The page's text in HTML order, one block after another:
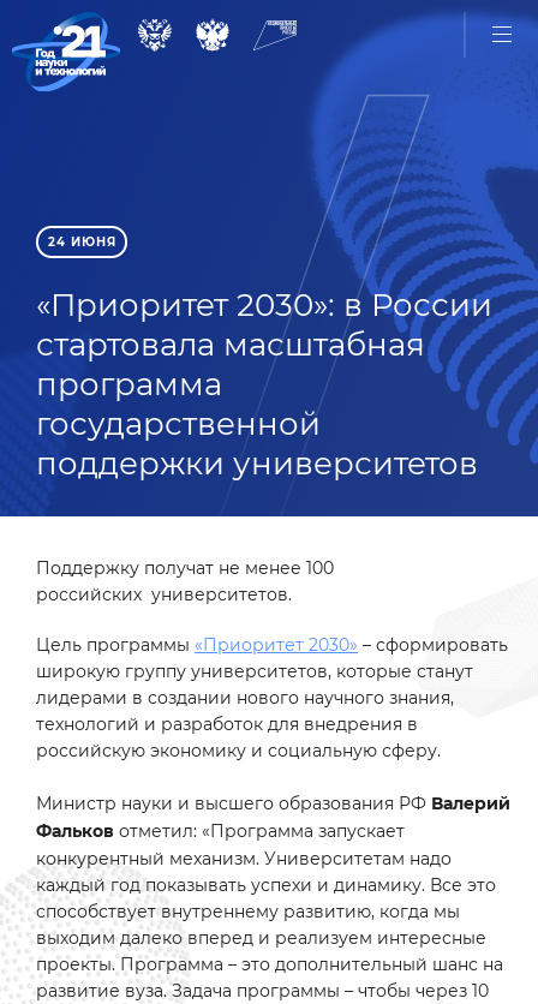
24 ИЮНЯ
«Приоритет 2030»: в России
стартовала масштабная
программа
государственной
поддержки университетов
Поддержку получат не менее 100
российских университетов.
Цель программы «Приоритет 2030» – сформировать
широкую группу университетов, которые станут
лидерами в создании нового научного знания,
технологий и разработок для внедрения в
российскую экономику и социальную сферу.
Министр науки и высшего образования РФ Валерий
Фальков отметил: «Программа запускает
конкурентный механизм. Университетам надо
каждый год показывать успехи и динамику. Все это
способствует внутреннему развитию, когда мы
выходим далеко вперед и реализуем интересные
проекты. Программа – это дополнительный шанс на
развитие вуза. Задача программы – чтобы через 10